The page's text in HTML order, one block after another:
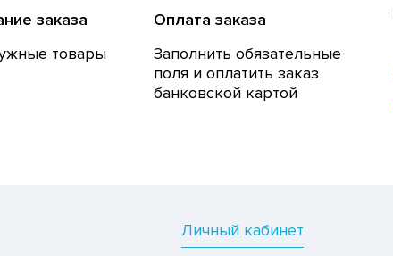
заказа
товары
Оплата заказа
Заполнить обязательные
поля и оплатить заказ
банковской картой
Личный кабинет